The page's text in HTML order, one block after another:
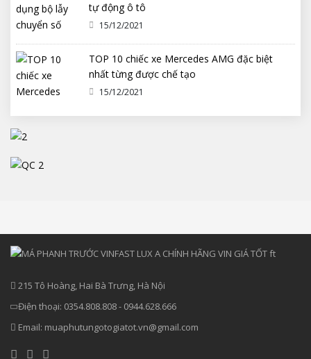
tự động ô tô
15/12/2021
TOP 10 chiếc xe Mercedes AMG đặc biệt
nhất từng được chế tạo
15/12/2021
215 Tô Hoàng, Hai Bà Trưng, Hà Nội
Điện thoại: 0354.808.808- 0944.628.666
Email: muaphutungotogiatot.vn@gmail.com